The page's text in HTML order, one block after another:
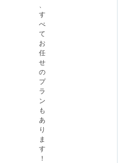
す
べ
て
お
任
せ
の
プ
ラ
ン
も
あ
り
ま
す
！